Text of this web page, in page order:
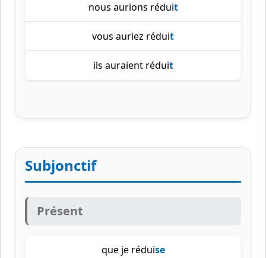
nous aurions réduit
vous auriez réduit
ils auraient réduit
Subjonctif
Présent
que je réduise